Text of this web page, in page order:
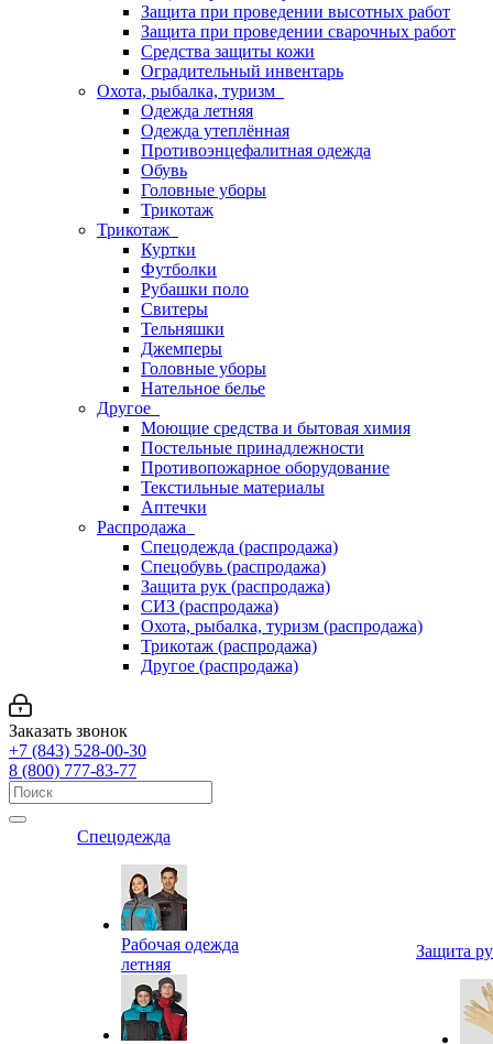
Защита при проведении высотных работ
Защита при проведении сварочных работ
Средства защиты кожи
Оградительный инвентарь
Охота, рыбалка, туризм
Одежда летняя
Одежда утеплённая
Противоэнцефалитная одежда
Обувь
Головные уборы
Трикотаж
Трикотаж
Куртки
Футболки
Рубашки поло
Свитеры
Тельняшки
Джемперы
Головные уборы
Нательное белье
Другое
Моющие средства и бытовая химия
Постельные принадлежности
Противопожарное оборудование
Текстильные материалы
Аптечки
Распродажа
Спецодежда (распродажа)
Спецобувь (распродажа)
Защита рук (распродажа)
СИЗ (распродажа)
Охота, рыбалка, туризм (распродажа)
Трикотаж (распродажа)
Другое (распродажа)
Заказать звонок
+7 (843) 528-00-30
8 (800) 777-83-77
Спецодежда
Рабочая одежда
летняя
Защита